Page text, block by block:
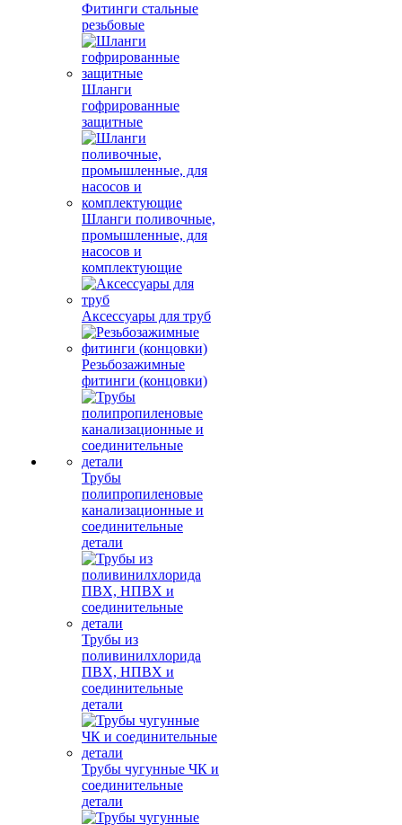
Фитинги стальные
резьбовые
Шланги
гофрированные
защитные
Шланги поливочные,
промышленные, для
насосов и
комплектующие
Аксессуары для труб
Резьбозажимные
фитинги (концовки)
Трубы
полипропиленовые
канализационные и
соединительные
детали
Трубы из
поливинилхлорида
ПВХ, НПВХ и
соединительные
детали
Трубы чугунные ЧК и
соединительные
детали